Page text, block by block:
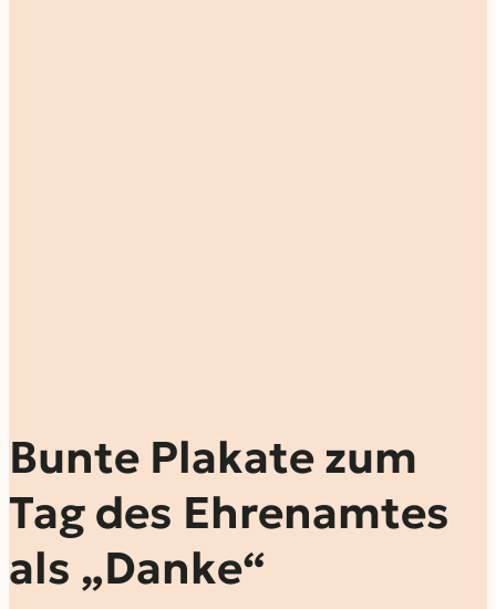
Bunte Plakate zum
Tag des Ehrenamtes
als „Danke“